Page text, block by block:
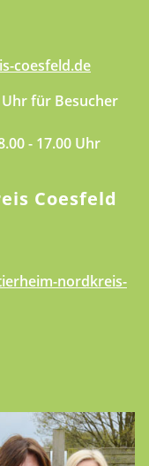
coesfeld.de
Uhr für Besucher
- 17.00 Uhr
Coesfeld
nordkreis-